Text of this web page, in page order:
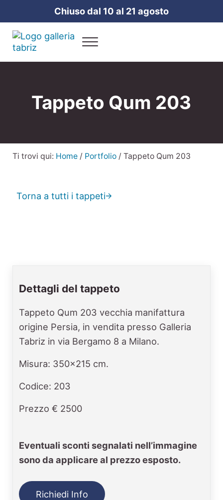
Passa al contenuto principale
Skip to header right navigation
Skip to site footerChiuso dal 10 al 21 agosto
Galleria Tabriz
Menu
Tappeto Qum 203
Ti trovi qui: Home / Portfolio /Tappeto Qum 203
Torna a tutti i tappeti
Dettagli del tappeto
Tappeto Qum 203 vecchia manifattura
origine Persia, in vendita presso Galleria
Tabriz in via Bergamo 8 a Milano.
Misura: 350x215 cm.
Codice: 203
Prezzo € 2500
Eventuali sconti segnalati nell’immagine
sono da applicare al prezzo esposto.
Richiedi Info